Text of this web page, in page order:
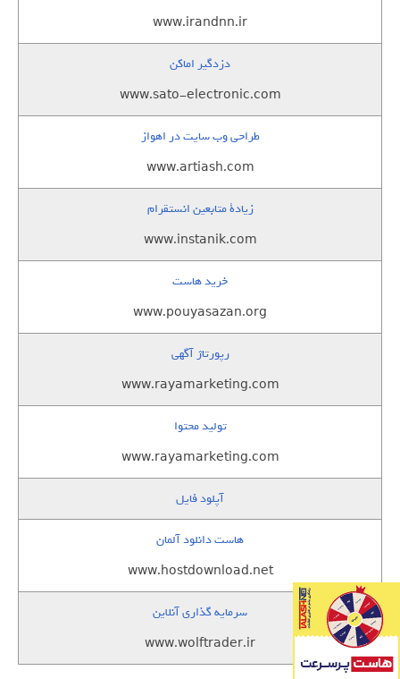
www.irandnn.ir
دزدگیر اماکن
www.sato-electronic.com
طراحی وب سایت در اهواز
www.artiash.com
زيادة متابعين انستقرام
www.instanik.com
خرید هاست
www.pouyasazan.org
رپورتاژ آگهی
www.rayamarketing.com
تولید محتوا
www.rayamarketing.com
آپلود فایل
هاست دانلود آلمان
www.hostdownload.net
سرمایه گذاری آنلاین
www.wolftrader.ir